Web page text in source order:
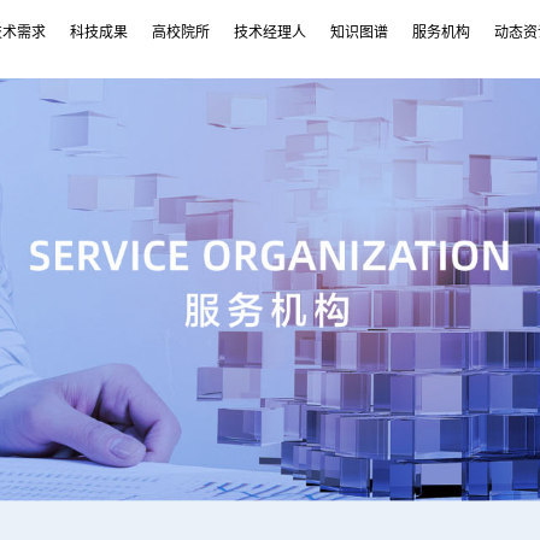
术需求 科技成果 高校院所 技术经理人 知识图谱 服务机构 动态